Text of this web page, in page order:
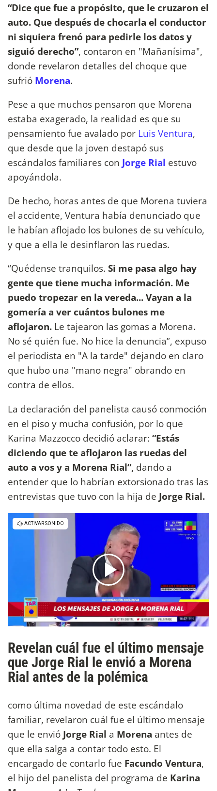
“Dice que fue a propósito, que le cruzaron el
auto. Que después de chocarla el conductor
ni siquiera frenó para pedirle los datos y
siguió derecho”, contaron en "Mañanísima",
donde revelaron detalles del choque que
sufrió Morena.
Pese a que muchos pensaron que Morena
estaba exagerado, la realidad es que su
pensamiento fue avalado por Luis Ventura,
que desde que la joven destapó sus
escándalos familiares con Jorge Rial estuvo
apoyándola.
De hecho, horas antes de que Morena tuviera
el accidente, Ventura había denunciado que
le habían aflojado los bulones de su vehículo,
y que a ella le desinflaron las ruedas.
“Quédense tranquilos. Si me pasa algo hay
gente que tiene mucha información. Me
puedo tropezar en la vereda... Vayan a la
gomería a ver cuántos bulones me
aflojaron. Le tajearon las gomas a Morena.
No sé quién fue. No hice la denuncia”, expuso
el periodista en "A la tarde" dejando en claro
que hubo una "mano negra" obrando en
contra de ellos.
La declaración del panelista causó conmoción
en el piso y mucha confusión, por lo que
Karina Mazzocco decidió aclarar: “Estás
diciendo que te aflojaron las ruedas del
auto a vos y a Morena Rial”, dando a
entender que lo habrían extorsionado tras las
entrevistas que tuvo con la hija de Jorge Rial.
Revelan cuál fue el último mensaje
que Jorge Rial le envió a Morena
Rial antes de la polémica
como última novedad de este escándalo
familiar, revelaron cuál fue el último mensaje
que le envió Jorge Rial a Morena antes de
que ella salga a contar todo esto. El
encargado de contarlo fue Facundo Ventura,
el hijo del panelista del programa de Karina